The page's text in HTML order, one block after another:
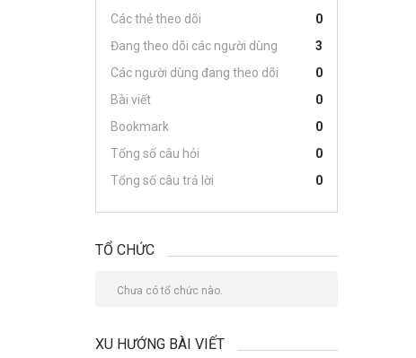
Các thẻ theo dõi
0
Đang theo dõi các người dùng
3
Các người dùng đang theo dõi
0
Bài viết
0
Bookmark
0
Tổng số câu hỏi
0
Tổng số câu trả lời
0
TỔ CHỨC
Chưa có tổ chức nào.
XU HƯỚNG BÀI VIẾT